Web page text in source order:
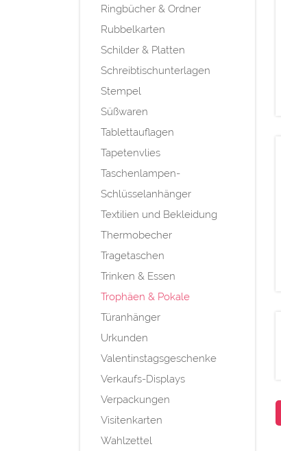
Ringbücher & Ordner
Rubbelkarten
Schilder & Platten
Schreibtischunterlagen
Stempel
Süßwaren
Tablettauflagen
Tapetenvlies
Taschenlampen-
Schlüsselanhänger
Textilien und Bekleidung
Thermobecher
Tragetaschen
Trinken & Essen
Trophäen & Pokale
Türanhänger
Urkunden
Valentinstagsgeschenke
Verkaufs-Displays
Verpackungen
Visitenkarten
Wahlzettel